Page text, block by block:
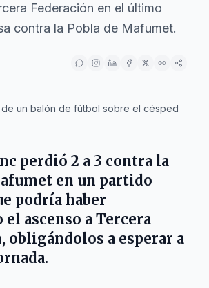
Federación en el último
contra la Pobla de Mafumet.
un balón de fútbol sobre el césped
perdió 2 a 3 contra la
en un partido
podría haber
ascenso a Tercera
, obligándolos a esperar a